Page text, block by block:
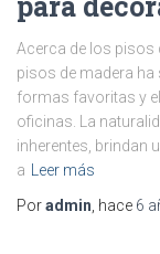
Acerca de los pisos
pisos de madera
formas favoritas y
oficinas. La
inherentes, brindan
a
Leer más
Poradmin , hace 6